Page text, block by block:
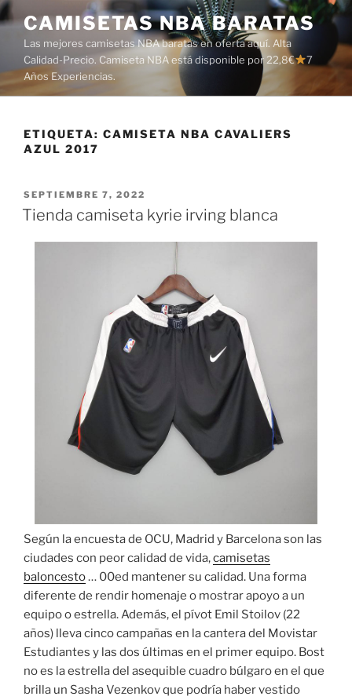
Saltar
al
contenido
CAMISETAS NBA BARATAS
Las mejores camisetas NBA baratas en oferta aquí. Alta
Calidad-Precio. Camiseta NBA está disponible por 22,8€
7
Años Experiencias.
ETIQUETA: CAMISETA NBA CAVALIERS
AZUL 2017
PUBLICADO
EL
SEPTIEMBRE 7, 2022
Tienda camiseta kyrie irving blanca
Según la encuesta de OCU, Madrid y Barcelona son las
ciudades con peor calidad de vida,camisetas
baloncesto… 00ed mantener su calidad. Una forma
diferente de rendir homenaje o mostrar apoyo a un
equipo o estrella. Además, el pívot Emil Stoilov (22
años) lleva cinco campañas en la cantera del Movistar
Estudiantes y las dos últimas en el primer equipo. Bost
no es la estrella del asequible cuadro búlgaro en el que
brilla un Sasha Vezenkov que podría haber vestido